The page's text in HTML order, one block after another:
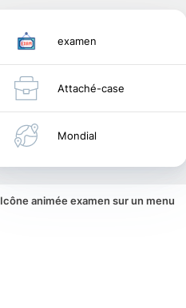
examen
Attaché-case
Mondial
Icône animée examen sur un menu